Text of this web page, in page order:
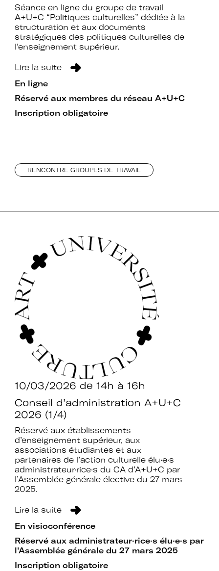
Séance en ligne du groupe de travail
A+U+C “Politiques culturelles” dédiée à la
structuration et aux documents
stratégiques des politiques culturelles de
l’enseignement supérieur.
Lire la suite
En ligne
Réservé aux membres du réseau A+U+C
Inscription obligatoire
RENCONTRE GROUPES DE TRAVAIL
10/03/2026 de 14h à 16h
Conseil d’administration A+U+C
2026 (1/4)
Réservé aux établissements
d’enseignement supérieur, aux
associations étudiantes et aux
partenaires de l’action culturelle élu·e·s
administrateur·rice·s du CA d’A+U+C par
l’Assemblée générale élective du 27 mars
2025.
Lire la suite
En visioconférence
Réservé aux administrateur·rice·s élu·e·s par
l'Assemblée générale du 27 mars 2025
Inscription obligatoire